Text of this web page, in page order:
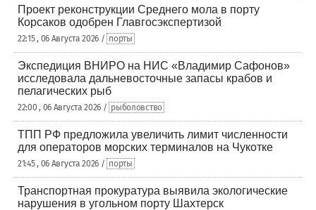
Проект реконструкции Среднего мола в порту
Корсаков одобрен Главгосэкспертизой
22:15 , 06 Августа 2026 / порты
Экспедиция ВНИРО на НИС «Владимир Сафонов»
исследовала дальневосточные запасы крабов и
пелагических рыб
22:00 , 06 Августа 2026 / рыболовство
ТПП РФ предложила увеличить лимит численности
для операторов морских терминалов на Чукотке
21:45 , 06 Августа 2026 / порты
Транспортная прокуратура выявила экологические
нарушения в угольном порту Шахтерск